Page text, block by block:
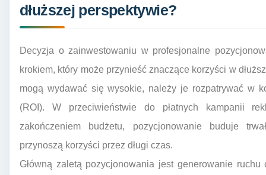
dłuższej perspektywie?
Decyzja o zainwestowaniu w profesjonalne
krokiem, który może przynieść znaczące korzyści w
mogą wydawać się wysokie, należy je rozpatrywać w
(ROI). W przeciwieństwie do płatnych kampanii
zakończeniem budżetu, pozycjonowanie buduje
przynoszą korzyści przez długi czas.
Główną zaletą pozycjonowania jest generowanie